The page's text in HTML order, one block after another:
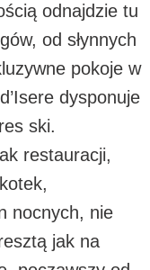
odnajdzie tu
od słynnych
pokoje w
dysponuje
ski.
restauracji,
nocnych, nie
jak na